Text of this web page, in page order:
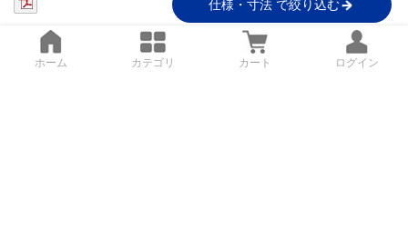
仕様・寸法 で絞り込む
ホーム カテゴリ カート ログイン